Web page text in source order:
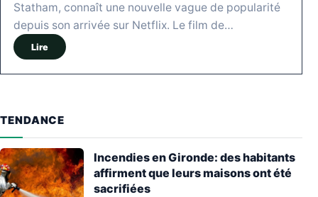
Statham, connaît une nouvelle vague de popularité
depuis son arrivée sur Netflix. Le film de…
Lire
TENDANCE
Incendies en Gironde: des habitants
affirment que leurs maisons ont été
sacrifiées